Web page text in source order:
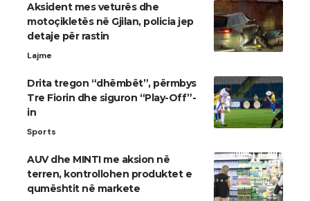
Aksident mes veturës dhe
motoçikletës në Gjilan, policia jep
detaje për rastin
Lajme
Drita tregon “dhëmbët”, përmbys
Tre Fiorin dhe siguron “Play-Off”-
in
Sports
AUV dhe MINTI me aksion në
terren, kontrollohen produktet e
qumështit në markete